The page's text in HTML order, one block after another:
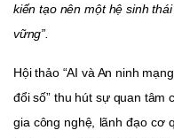
kiến tạo nên một hệ sinh
vững”.
Hội thảo “AI và An ninh
đổi số” thu hút sự quan tâm
gia công nghệ, lãnh đạo cơ